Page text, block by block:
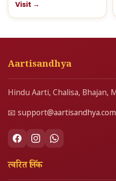
Visit →
Aartisandhya
Hindu Aarti, Chalisa, Bhajan,
📧 support@aartisandhya.com
त्वरित लिंक